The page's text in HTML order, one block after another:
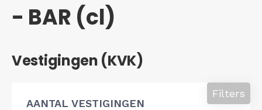
- BAR (cl)
Vestigingen (KVK)
AANTAL VESTIGINGEN
Filters